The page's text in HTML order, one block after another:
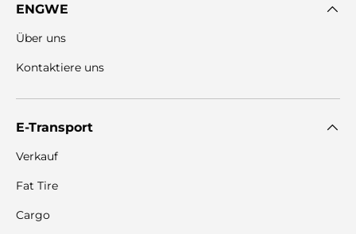
ENGWE
Über uns
Kontaktiere uns
E-Transport
Verkauf
Fat Tire
Cargo